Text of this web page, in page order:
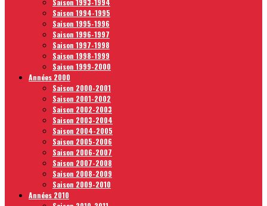
Saison 1993-1994
Saison 1994-1995
Saison 1995-1996
Saison 1996-1997
Saison 1997-1998
Saison 1998-1999
Saison 1999-2000
Années 2000
Saison 2000-2001
Saison 2001-2002
Saison 2002-2003
Saison 2003-2004
Saison 2004-2005
Saison 2005-2006
Saison 2006-2007
Saison 2007-2008
Saison 2008-2009
Saison 2009-2010
Années 2010